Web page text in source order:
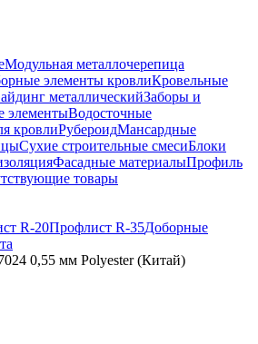
Модульная металлочерепица
элементы кровлиКровельные
металлическийЗаборы и
элементыВодосточные
кровлиРубероидМансардные
Сухие строительные смесиБлоки
Фасадные материалыПрофиль
товары
R-20Профлист R-35Доборные
0,55 мм Polyester (Китай)